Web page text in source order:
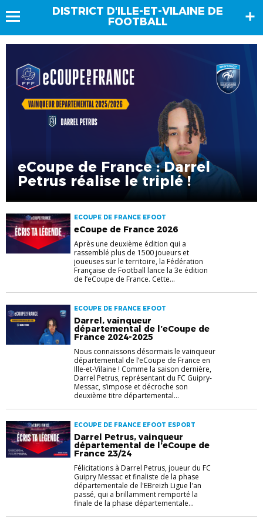
DISTRICT D'ILLE-ET-VILAINE DE
FOOTBALL
eCoupe de France : Darrel
Petrus réalise le triplé !
ECOUPE DE FRANCE EFOOT
eCoupe de France 2026
Après une deuxième édition qui a
rassemblé plus de 1500 joueurs et
joueuses sur le territoire, la Fédération
Française de Football lance la 3e édition
de l’eCoupe de France. Cette...
ECOUPE DE FRANCE EFOOT
Darrel, vainqueur
départemental de l’eCoupe de
France 2024-2025
Nous connaissons désormais le vainqueur
départemental de l’eCoupe de France en
Ille-et-Vilaine ! Comme la saison dernière,
Darrel Petrus, représentant du FC Guipry-
Messac, s’impose et décroche son
deuxième titre départemental...
ECOUPE DE FRANCE EFOOT ESPORT
Darrel Petrus, vainqueur
départemental de l’eCoupe de
France 23/24
Félicitations à Darrel Petrus, joueur du FC
Guipry Messac et finaliste de la phase
départementale de l'EBreizh Ligue l'an
passé, qui a brillamment remporté la
finale de la phase départementale...